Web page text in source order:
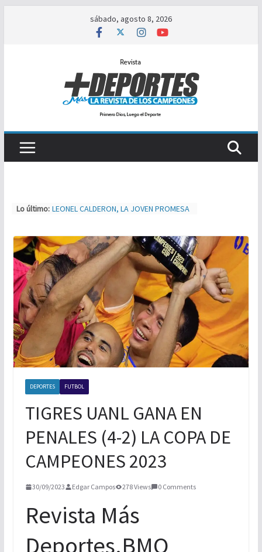
sábado, agosto 8, 2026
Lo último: LEONEL CALDERON, LA JOVEN PROMESA
MXL
NUEVA ERA MAGFED SE CORONA EN
TORNEO DE PAINTBALL
BOXEO INTERNACIONAL
XOLOS LOGRA TRES PUNTOS MAS
DEPORTES FUTBOL
TIGRES UANL GANA EN
PENALES (4-2) LA COPA DE
CAMPEONES 2023
30/09/2023 Edgar Campos 278 Views 0 Comments
Revista Más
Deportes.BMO